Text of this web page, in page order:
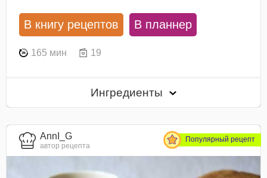
В книгу рецептов В планнер
165 мин 19
Ингредиенты
AnnI_G
автор рецепта
Популярный рецепт